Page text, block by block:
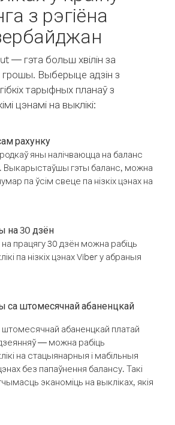
з рэгіёна
— гэта больш хвілін за
Выберыце адзін з
тарыфных планаў з
цэнамі на выклікі:
рахунку
яны налічваюцца на баланс
Выкарыстаўшы гэты баланс, можна
па ўсім свеце па нізкіх цэнах на
на 30 дзён
працягу 30 дзён можна рабіць
па нізкіх цэнах Viber у абраныя
штомесячнай абаненцкай
абаненцкай платай
— можна рабіць
на стацыянарныя і мабільныя
без папаўнення балансу. Такі
эканоміць на выкліках, якія